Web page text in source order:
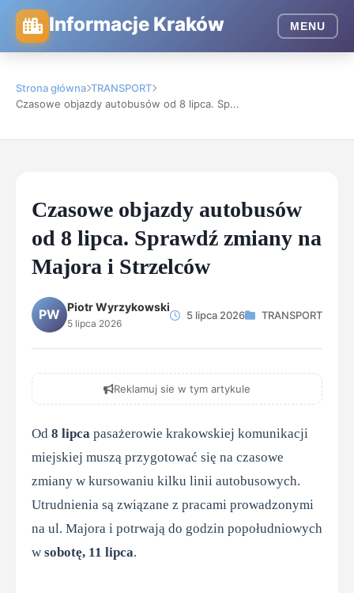
Informacje Kraków MENU
Strona główna TRANSPORT
Czasowe objazdy autobusów od 8 lipca. Sp...
Czasowe objazdy autobusów
od 8 lipca. Sprawdź zmiany na
Majora i Strzelców
PW Piotr Wyrzykowski
5 lipca 2026
5 lipca 2026 TRANSPORT
Reklamuj sie w tym artykule
Od 8 lipca pasażerowie krakowskiej komunikacji
miejskiej muszą przygotować się na czasowe
zmiany w kursowaniu kilku linii autobusowych.
Utrudnienia są związane z pracami prowadzonymi
na ul. Majora i potrwają do godzin popołudniowych
w sobotę, 11 lipca.